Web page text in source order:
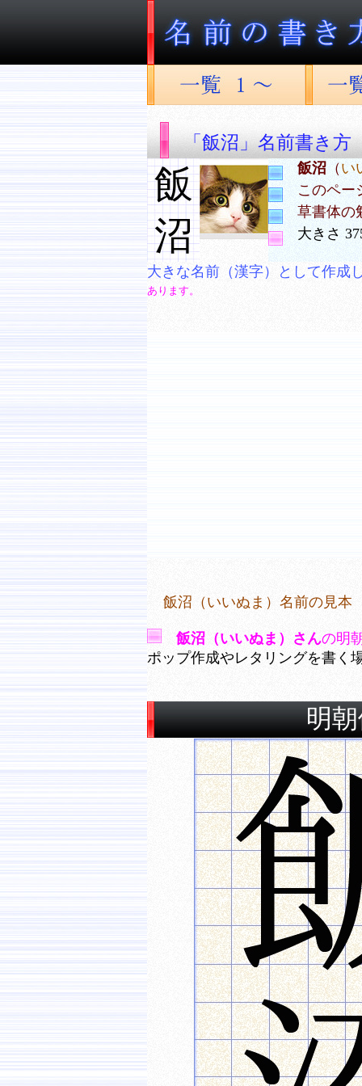
「飯沼」名前書き
飯
沼
飯沼 （い
このペー
草書体の
大きさ
大きな名前（漢字）として作成
あります。
飯沼（いいぬま）名前の見
飯沼（いいぬま）さんの明
ポップ作成やレタリングを書く
明